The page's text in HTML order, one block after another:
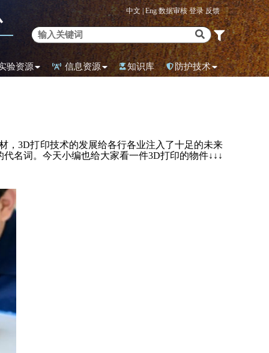
中文 |Eng 数据审核登录反馈
验资源 信息资源 知识库 防护技术
，3D打印技术的发展给各行各业注入了十足的未来
名词。今天小编也给大家看一件3D打印的物件↓↓↓